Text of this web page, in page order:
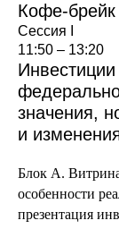
Кофе-брейк
Сессия I
11:50 – 13:20
значения,
и
Блок А.
особенности
презентация